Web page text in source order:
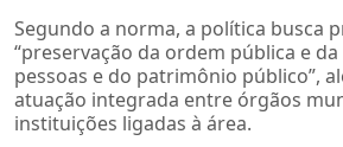
Segundo a norma, a política busca
“preservação da ordem pública e
pessoas e do patrimônio público”,
atuação integrada entre órgãos
instituições ligadas à área.